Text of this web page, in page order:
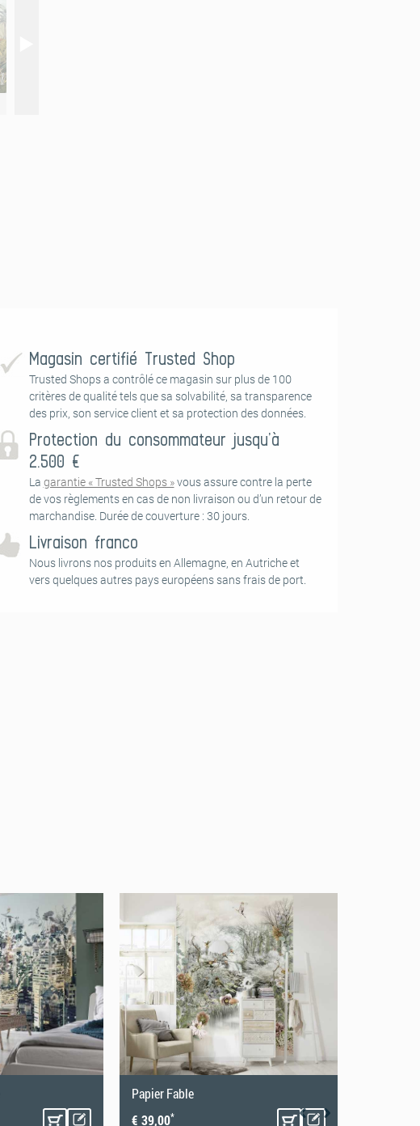
Magasin certifié Trusted Shop
Trusted Shops a contrôlé ce magasin sur plus de 100
critères de qualité tels que sa solvabilité, sa transparence
des prix, son service client et sa protection des données.
Protection du consommateur jusqu’à
2.500 €
La garantie « Trusted Shops »vous assure contre la perte
de vos règlements en cas de non livraison ou d’un retour de
marchandise. Durée de couverture : 30 jours.
Livraison franco
Nous livrons nos produits en Allemagne, en Autriche et
vers quelques autres pays européens sans frais de port.
Papier Fable
€ 39,00*